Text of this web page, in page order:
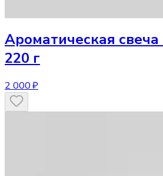
Ароматическая свеча
220 г
2 000 ₽